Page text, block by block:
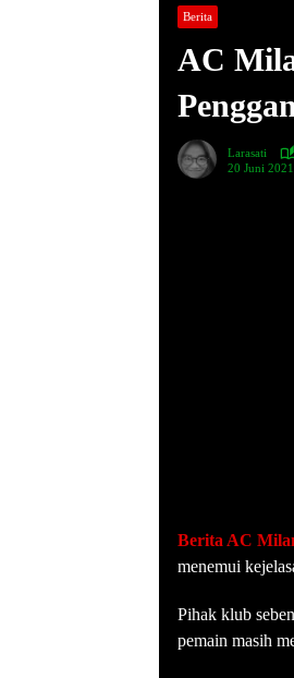
Berita
AC
Larasati
20 Juni 2021
Berita AC
menemui
Pihak klub
pemain masih